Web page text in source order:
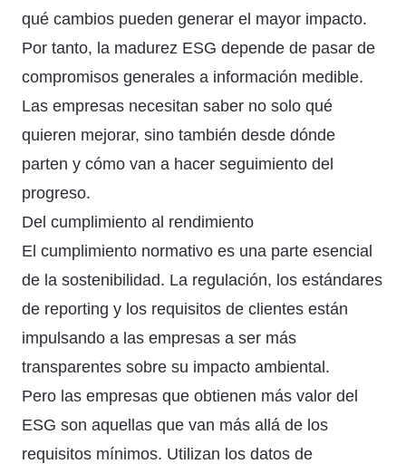
qué cambios pueden generar el mayor impacto.
Por tanto, la madurez ESG depende de pasar de
compromisos generales a información medible.
Las empresas necesitan saber no solo qué
quieren mejorar, sino también desde dónde
parten y cómo van a hacer seguimiento del
progreso.
Del cumplimiento al rendimiento
El cumplimiento normativo es una parte esencial
de la sostenibilidad. La regulación, los estándares
de reporting y los requisitos de clientes están
impulsando a las empresas a ser más
transparentes sobre su impacto ambiental.
Pero las empresas que obtienen más valor del
ESG son aquellas que van más allá de los
requisitos mínimos. Utilizan los datos de